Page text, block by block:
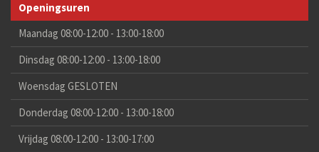
Openingsuren
Maandag 08:00-12:00 - 13:00-18:00
Dinsdag 08:00-12:00 - 13:00-18:00
Woensdag GESLOTEN
Donderdag 08:00-12:00 - 13:00-18:00
Vrijdag 08:00-12:00 - 13:00-17:00